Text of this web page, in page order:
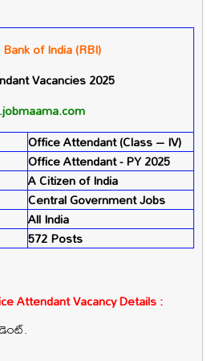
of India (RBI)
Vacancies 2025
Office Attendant (Class – IV)
Office Attendant - PY 2025
A Citizen of India
Central Government Jobs
All India
572 Posts
AttendantVacancy Details :
.